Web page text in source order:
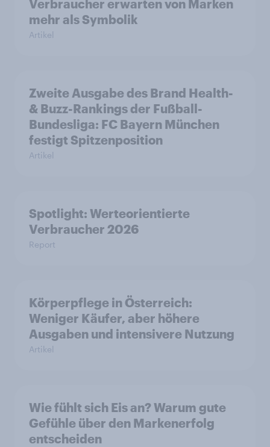
Verbraucher erwarten von Marken
mehr als Symbolik
Artikel
Zweite Ausgabe des Brand Health-
& Buzz-Rankings der Fußball-
Bundesliga: FC Bayern München
festigt Spitzenposition
Artikel
Spotlight: Werteorientierte
Verbraucher 2026
Report
Körperpflege in Österreich:
Weniger Käufer, aber höhere
Ausgaben und intensivere Nutzung
Artikel
Wie fühlt sich Eis an? Warum gute
Gefühle über den Markenerfolg
entscheiden